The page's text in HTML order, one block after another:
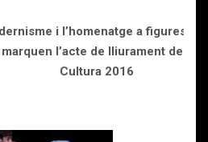
i l’homenatge a figures i
l’acte de lliurament dels
Cultura 2016